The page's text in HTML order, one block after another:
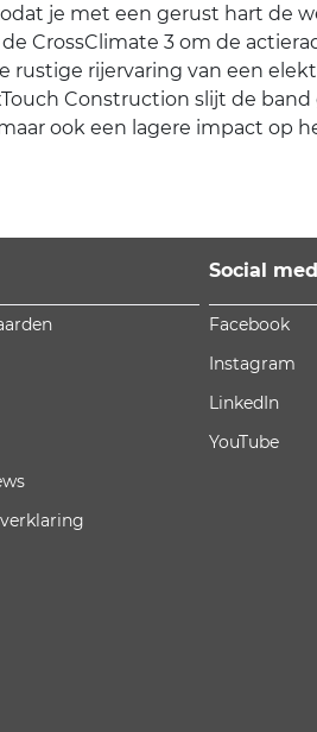
je met een gerust hart de
CrossClimate 3 om de
rustige rijervaring van een
Construction slijt de
ook een lagere impact op
Social
Facebook
Instagram
LinkedIn
YouTube